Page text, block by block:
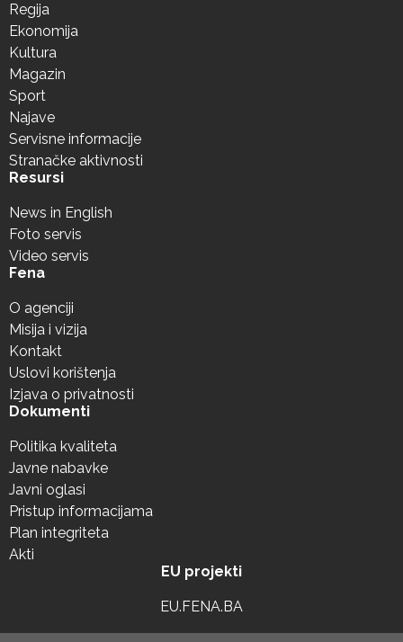
Regija
Ekonomija
Kultura
Magazin
Sport
Najave
Servisne informacije
Stranačke aktivnosti
Resursi
News in English
Foto servis
Video servis
Fena
O agenciji
Misija i vizija
Kontakt
Uslovi korištenja
Izjava o privatnosti
Dokumenti
Politika kvaliteta
Javne nabavke
Javni oglasi
Pristup informacijama
Plan integriteta
Akti
EU projekti
EU.FENA.BA